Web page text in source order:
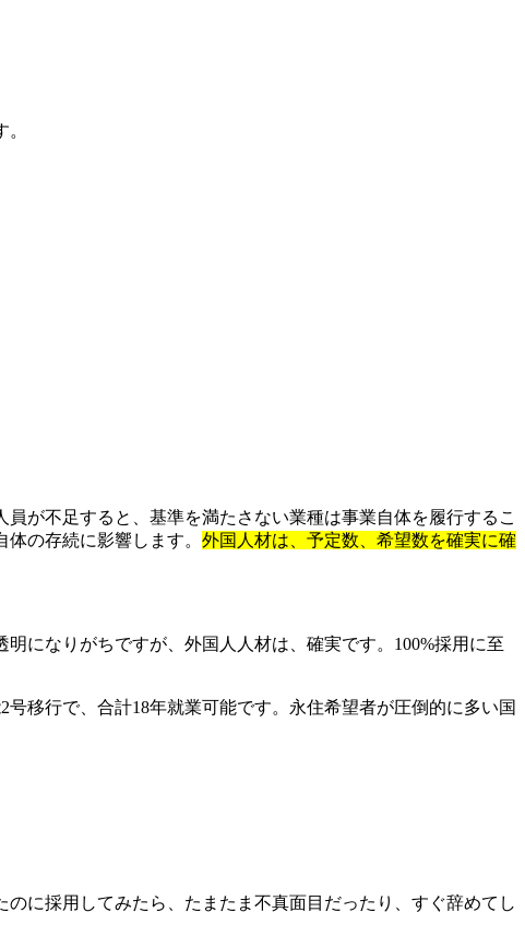
が不足すると、基準を満たさない業種は事業自体を履行するこ
の存続に影響します。 外国人材は、予定数、希望数を確実に確
になりがちですが、外国人人材は、確実です。100%採用に至
移行で、合計18年就業可能です。永住希望者が圧倒的に多い国
に採用してみたら、たまたま不真面目だったり、すぐ辞めてし